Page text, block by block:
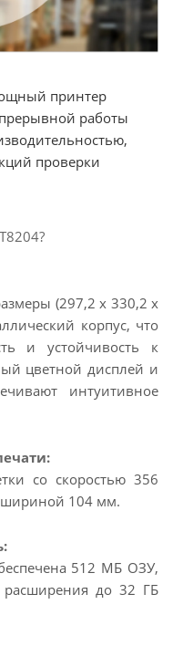
принтер
работы
проверки
(297,2 х 330,2 х
корпус, что
и устойчивость к
цветной дисплей и
интуитивное
со скоростью 356
шириной 104 мм.
512 МБ ОЗУ,
до 32 ГБ